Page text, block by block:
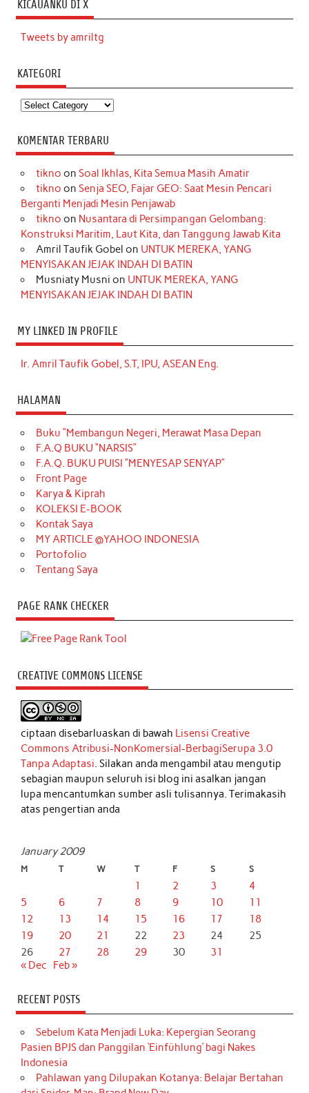
KICAUANKU DI X
Tweets by amriltg
KATEGORI
Kategori
KOMENTAR TERBARU
tikno on Soal Ikhlas, Kita Semua Masih Amatir
tikno on Senja SEO, Fajar GEO: Saat Mesin Pencari
Berganti Menjadi Mesin Penjawab
tikno on Nusantara di Persimpangan Gelombang:
Konstruksi Maritim, Laut Kita, dan Tanggung Jawab Kita
Amril Taufik Gobel on UNTUK MEREKA, YANG
MENYISAKAN JEJAK INDAH DI BATIN
Musniaty Musni on UNTUK MEREKA, YANG
MENYISAKAN JEJAK INDAH DI BATIN
MY LINKED IN PROFILE
Ir. Amril Taufik Gobel, S.T, IPU, ASEAN Eng.
HALAMAN
Buku “Membangun Negeri, Merawat Masa Depan
F.A.Q BUKU “NARSIS”
F.A.Q. BUKU PUISI “MENYESAP SENYAP”
Front Page
Karya & Kiprah
KOLEKSI E-BOOK
Kontak Saya
MY ARTICLE @YAHOO INDONESIA
Portofolio
Tentang Saya
PAGE RANK CHECKER
CREATIVE COMMONS LICENSE
ciptaan disebarluaskan di bawah Lisensi Creative
Commons Atribusi-NonKomersial-BerbagiSerupa 3.0
Tanpa Adaptasi. Silakan anda mengambil atau mengutip
sebagian maupun seluruh isi blog ini asalkan jangan
lupa mencantumkan sumber asli tulisannya. Terimakasih
atas pengertian anda
January 2009
M T W T F S S
1 2 3
4
5
6 7 8 9 10
11
12
13 14 15 16 17
18
19
20 21 22 23 24
25
26
27 28 29 30
31
« Dec
Feb »
RECENT POSTS
Sebelum Kata Menjadi Luka: Kepergian Seorang
Pasien BPJS dan Panggilan ‘Einfühlung’ bagi Nakes
Indonesia
Pahlawan yang Dilupakan Kotanya: Belajar Bertahan